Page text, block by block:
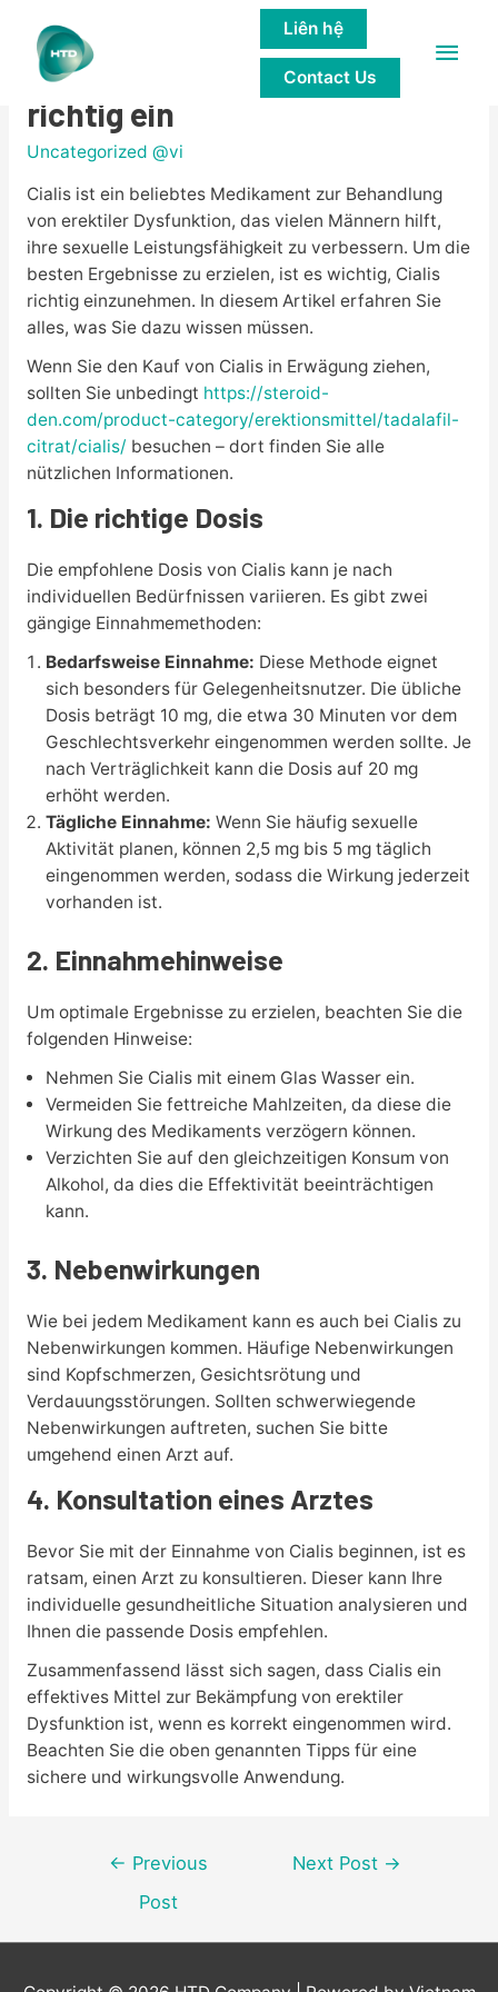
Main
Liên hệ
Contact Us
Cialis – So nehmen Sie es
richtig ein
Uncategorized @vi
Cialis ist ein beliebtes Medikament zur Behandlung
von erektiler Dysfunktion, das vielen Männern hilft,
ihre sexuelle Leistungsfähigkeit zu verbessern. Um die
besten Ergebnisse zu erzielen, ist es wichtig, Cialis
richtig einzunehmen. In diesem Artikel erfahren Sie
alles, was Sie dazu wissen müssen.
Wenn Sie den Kauf von Cialis in Erwägung ziehen,
sollten Sie unbedingt https://steroid-
den.com/product-category/erektionsmittel/tadalafil-
citrat/cialis/ besuchen – dort finden Sie alle
nützlichen Informationen.
1. Die richtige Dosis
Die empfohlene Dosis von Cialis kann je nach
individuellen Bedürfnissen variieren. Es gibt zwei
gängige Einnahmemethoden:
Bedarfsweise Einnahme: Diese Methode eignet
sich besonders für Gelegenheitsnutzer. Die übliche
Dosis beträgt 10 mg, die etwa 30 Minuten vor dem
Geschlechtsverkehr eingenommen werden sollte. Je
nach Verträglichkeit kann die Dosis auf 20 mg
erhöht werden.
Tägliche Einnahme: Wenn Sie häufig sexuelle
Aktivität planen, können 2,5 mg bis 5 mg täglich
eingenommen werden, sodass die Wirkung jederzeit
vorhanden ist.
2. Einnahmehinweise
Um optimale Ergebnisse zu erzielen, beachten Sie die
folgenden Hinweise:
Nehmen Sie Cialis mit einem Glas Wasser ein.
Vermeiden Sie fettreiche Mahlzeiten, da diese die
Wirkung des Medikaments verzögern können.
Verzichten Sie auf den gleichzeitigen Konsum von
Alkohol, da dies die Effektivität beeinträchtigen
kann.
3. Nebenwirkungen
Wie bei jedem Medikament kann es auch bei Cialis zu
Nebenwirkungen kommen. Häufige Nebenwirkungen
sind Kopfschmerzen, Gesichtsrötung und
Verdauungsstörungen. Sollten schwerwiegende
Nebenwirkungen auftreten, suchen Sie bitte
umgehend einen Arzt auf.
4. Konsultation eines Arztes
Bevor Sie mit der Einnahme von Cialis beginnen, ist es
ratsam, einen Arzt zu konsultieren. Dieser kann Ihre
individuelle gesundheitliche Situation analysieren und
Ihnen die passende Dosis empfehlen.
Zusammenfassend lässt sich sagen, dass Cialis ein
effektives Mittel zur Bekämpfung von erektiler
Dysfunktion ist, wenn es korrekt eingenommen wird.
Beachten Sie die oben genannten Tipps für eine
sichere und wirkungsvolle Anwendung.
Post
navigation
← Previous
Post
Next Post →